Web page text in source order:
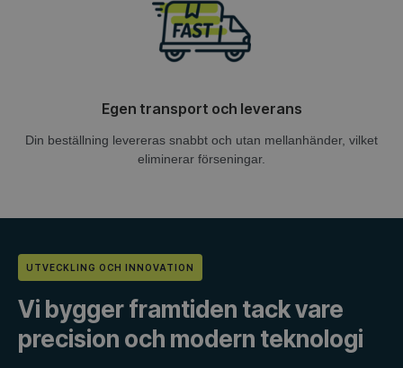
Egen transport och leverans
Din beställning levereras snabbt och utan mellanhänder, vilket
eliminerar förseningar.
UTVECKLING OCH INNOVATION
Vi bygger framtiden tack vare
precision och modern teknologi